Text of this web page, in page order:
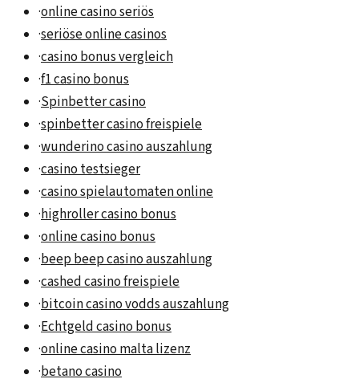
·online casino seriös
·seriöse online casinos
·casino bonus vergleich
·f1 casino bonus
·Spinbetter casino
·spinbetter casino freispiele
·wunderino casino auszahlung
·casino testsieger
·casino spielautomaten online
·highroller casino bonus
·online casino bonus
·beep beep casino auszahlung
·cashed casino freispiele
·bitcoin casino vodds auszahlung
·Echtgeld casino bonus
·online casino malta lizenz
·betano casino